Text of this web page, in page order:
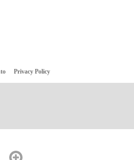
Privacy Policy